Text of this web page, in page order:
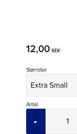
12,00 SEK
Størrelse
Antal
-